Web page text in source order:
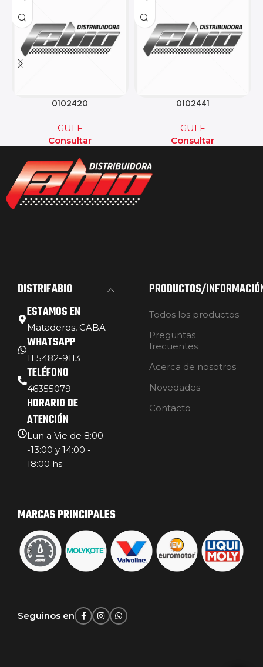
0102420
GULF
Consultar
0102441
GULF
Consultar
DISTRIFABIO
ESTAMOS EN
Mataderos, CABA
WHATSAPP
11 5482-9113
TELÉFONO
46355079
HORARIO DE
ATENCIÓN
Lun a Vie de 8:00
-13:00 y 14:00 -
18:00 hs
PRODUCTOS/
Todos los productos
Preguntas
frecuentes
Acerca de nosotros
Novedades
Contacto
MARCAS PRINCIPALES
Seguinos en